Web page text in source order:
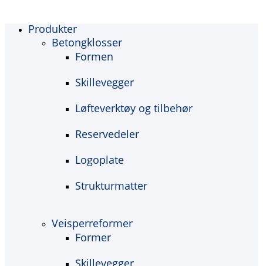
Produkter
Betongklosser
Formen
Skillevegger
Løfteverktøy og tilbehør
Reservedeler
Logoplate
Strukturmatter
Veisperreformer
Former
Skillevegger